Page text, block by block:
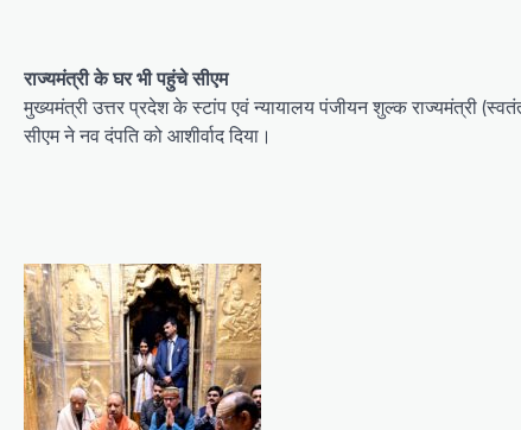
राज्यमंत्री के घर भी पहुंचे सीएम
मुख्यमंत्री उत्तर प्रदेश के स्टांप एवं न्यायालय पंजीयन शुल्क राज्यमंत्री
सीएम ने नव दंपति को आशीर्वाद दिया।